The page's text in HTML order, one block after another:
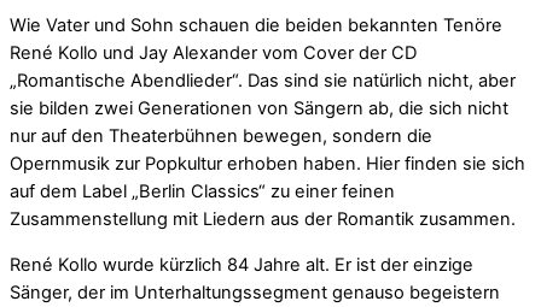
Wie Vater und Sohn schauen die beiden bekannten Tenöre
René Kollo und Jay Alexander vom Cover der CD
„Romantische Abendlieder“. Das sind sie natürlich nicht, aber
sie bilden zwei Generationen von Sängern ab, die sich nicht
nur auf den Theaterbühnen bewegen, sondern die
Opernmusik zur Popkultur erhoben haben. Hier finden sie sich
auf dem Label „Berlin Classics“ zu einer feinen
Zusammenstellung mit Liedern aus der Romantik zusammen.
René Kollo wurde kürzlich 84 Jahre alt. Er ist der einzige
Sänger, der im Unterhaltungssegment genauso begeistern